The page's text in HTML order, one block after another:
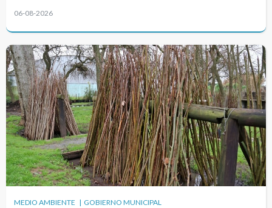
06-08-2026
MEDIO AMBIENTE | GOBIERNO MUNICIPAL